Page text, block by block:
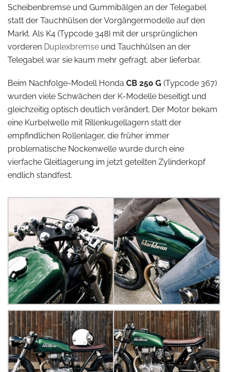
Scheibenbremse und Gummibälgen an der Telegabel
statt der Tauchhülsen der Vorgängermodelle auf den
Markt. Als K4 (Typcode 348) mit der ursprünglichen
vorderen Duplexbremse und Tauchhülsen an der
Telegabel war sie kaum mehr gefragt, aber lieferbar.
Beim Nachfolge-Modell Honda CB 250 G (Typcode 367)
wurden viele Schwächen der K-Modelle beseitigt und
gleichzeitig optisch deutlich verändert. Der Motor bekam
eine Kurbelwelle mit Rillenkugellagern statt der
empfindlichen Rollenlager, die früher immer
problematische Nockenwelle wurde durch eine
vierfache Gleitlagerung im jetzt geteilten Zylinderkopf
endlich standfest.